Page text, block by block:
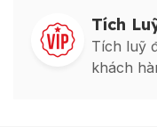
Tích
Tích luỹ
khách